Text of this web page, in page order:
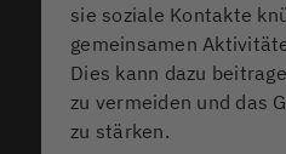
sie soziale Kontakte
gemeinsamen
Dies kann dazu
zu vermeiden und das
zu stärken.